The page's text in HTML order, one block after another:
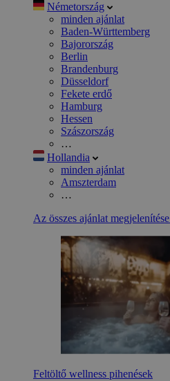
Németország
minden ajánlat
Baden-Württemberg
Bajorország
Berlin
Brandenburg
Düsseldorf
Fekete erdő
Hamburg
Hessen
Szászország
…
Hollandia
minden ajánlat
Amszterdam
…
Az összes ajánlat megjelenítése
Feltöltő wellness pihenések